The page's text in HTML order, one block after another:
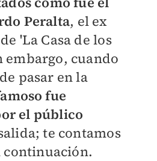
Peralta, el ex
'La Casa de los
embargo, cuando
pasar en la
fue
el público
te contamos
continuación.